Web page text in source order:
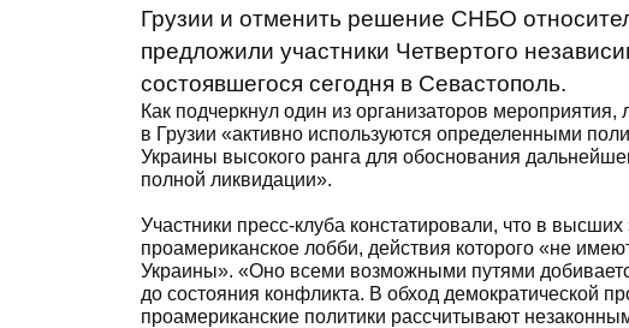
Грузии и отменить решение СНБО
предложили участники Четвертого
состоявшегося сегодня в Севастополь.
Как подчеркнул один из организаторов
в Грузии «активно используются определенными
Украины высокого ранга для обоснования
полной ликвидации».
Участники пресс-клуба констатировали, что в
проамериканское лобби, действия которого «не
Украины». «Оно всеми возможными путями
до состояния конфликта. В обход демократической
проамериканские политики рассчитывают